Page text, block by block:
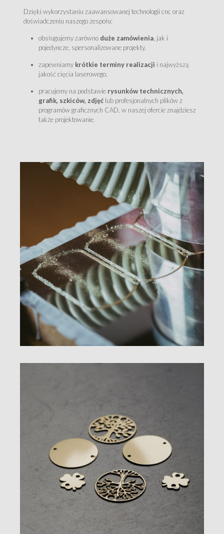
Dzięki wykorzystaniu zaawansowanej technologii cnc oraz
doświadczeniu naszego zespołu:
obsługujemy zarówno duże zamówienia , jak i
pojedyncze, spersonalizowane projekty,
zapewniamy krótkie terminy realizacji i najwyższą
jakość cięcia laserowego,
pracujemy na podstawie rysunków technicznych,
grafik, szkiców, zdjęć lub profesjonalnych plików z
programów graficznych CAD, w naszej ofercie znajdziesz
także projektowanie.